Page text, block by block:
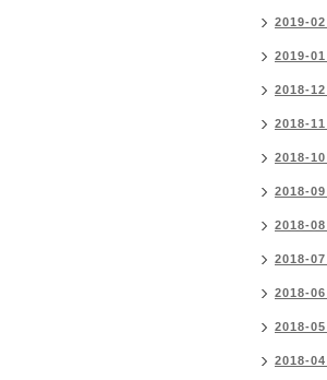
2019-02
2019-01
2018-12
2018-11
2018-10
2018-09
2018-08
2018-07
2018-06
2018-05
2018-04